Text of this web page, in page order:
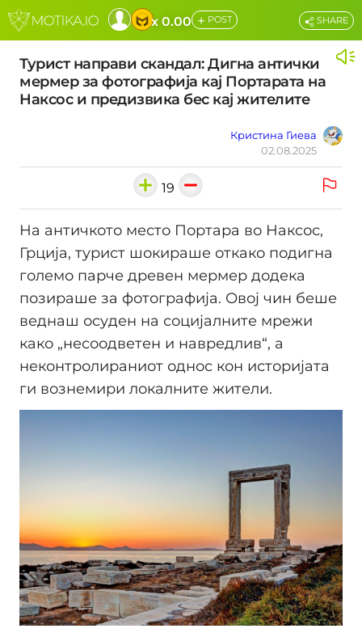
x 0.00 + POST
Турист направи скандал: Дигна антички
мермер за фотографија кај Портарата на
Наксос и предизвика бес кај жителите
Кристина Гиева
02.08.2025
SHARE
19
На античкото место Портара во Наксос,
Грција, турист шокираше откако подигна
големо парче древен мермер додека
позираше за фотографија. Овој чин беше
веднаш осуден на социјалните мрежи
како „несоодветен и навредлив“, а
неконтролираниот однос кон историјата
ги вознемири локалните жители.